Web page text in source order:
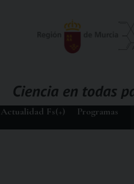
Actualidad Fs(+) Programas